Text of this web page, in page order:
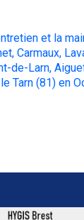
et la
Carmaux,
de-Larn,
Tarn (81) en